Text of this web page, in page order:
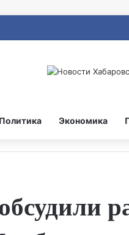
Политика Экономика